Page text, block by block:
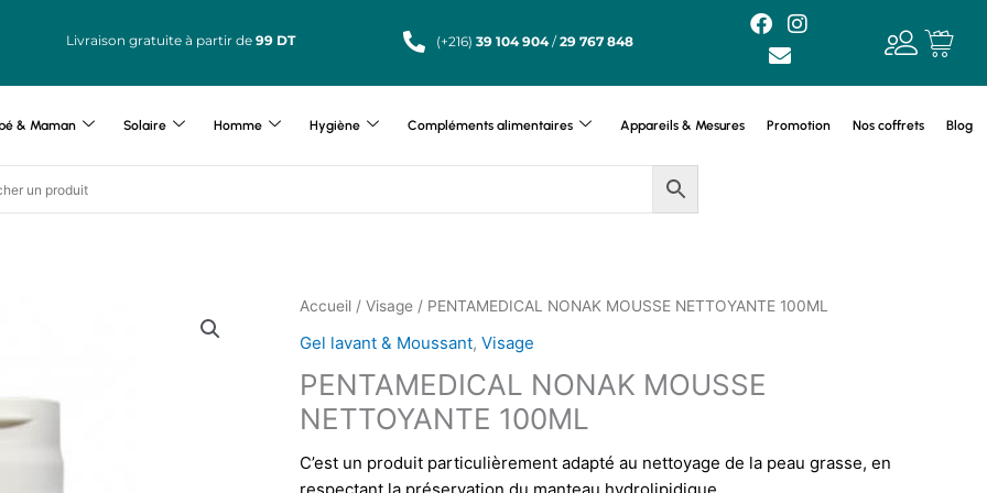
Livraison gratuite à partir de99 DT (+216) 39 104 904/29 767 848
F
a
c
e
o
I
t
g
E
n
v
e
o
& Maman Solaire Homme Hygiène Compléments alimentaires Appareils & Mesures Promotion Nos coffrets Blog
Accueil / Visage / PENTAMEDICAL NONAK MOUSSE NETTOYANTE 100ML
Gel lavant & Moussant, Visage
PENTAMEDICAL NONAK MOUSSE
NETTOYANTE 100ML
C’est un produit particulièrement adapté au nettoyage de la peau grasse, en
respectant la préservation du manteau hydrolipidique.